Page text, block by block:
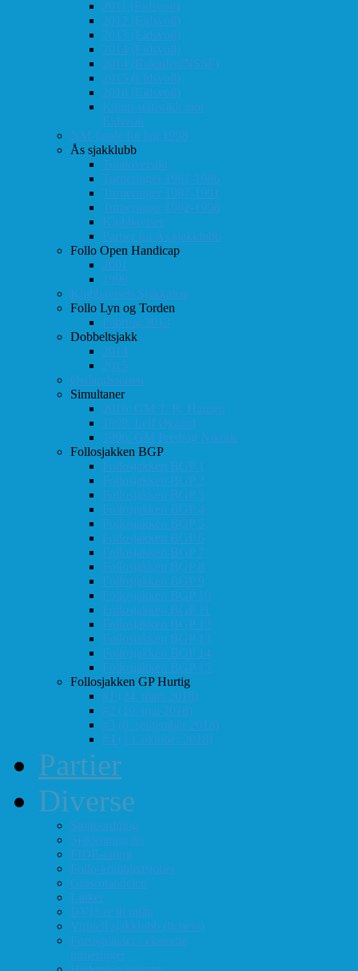
2011 (Eidsvoll)
2012 (Eidsvoll)
2013 (Eidsvoll)
2014 (Eidsvoll)
2014 (Rokaden/NSSF)
2015 (Eidsvoll)
2016 (Eidsvoll)
Kamp-statistikk mot
Eidsvoll
NM-finale for lag 1998
Ås sjakklubb
Totaloversikt
Turneringer 1981-1986
Turneringer 1987-1991
Turneringer 1992-1996
Klubbaviser
Partier fra Ås sjakklubb
Follo Open Handicap
2001
1999
Klubbavisen Sjakkalen
Follo Lyn og Torden
Februar 2013
Dobbeltsjakk
2014
2015
Østlandsserien
Simultaner
2016: GM T. R. Hansen
1999: Leif Øgaard
1996: GM Predrag Nikolic
Follosjakken BGP
Follosjakken BGP 1
Follosjakken BGP 2
Follosjakken BGP 3
Follosjakken BGP 4
Follosjakken BGP 5
Follosjakken BGP 6
Follosjakken BGP 7
Follosjakken BGP 8
Follosjakken BGP 9
Follosjakken BGP 10
Follosjakken BGP 11
Follosjakken BGP 12
Follosjakken BGP 13
Follosjakken BGP 14
Follosjakken BGP 15
Follosjakken GP Hurtig
#1 (24. mars 2018)
#2 (19. mai 2018)
#3 (8. september 2018)
#4 (13. oktober 2018)
Partier
Diverse
Støtteordning
Sjakkrating.no
FIDE-rating
Follo-kombinasjoner
Grasrotandelen
Linker
DVD-er til utlån
Virtuell sjakklubb (lichess)
Førsteplasser i eksterne
turneringer